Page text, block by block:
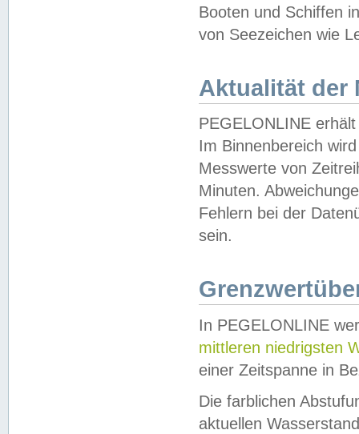
Booten und Schiffen
von Seezeichen wie
Aktualität der
PEGELONLINE
Im Binnenbereich
Messwerte von
Minuten.
Fehlern bei der
sein.
In PEGELONLINE
mittleren niedrigsten
einer Zeitspanne in
Die farblichen
aktuellen